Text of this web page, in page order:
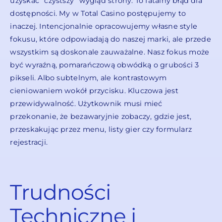
dostępności. My w Total Casino postępujemy to
inaczej. Intencjonalnie opracowujemy własne style
fokusu, które odpowiadają do naszej marki, ale przede
wszystkim są doskonale zauważalne. Nasz fokus może
być wyraźną, pomarańczową obwódką o grubości 3
pikseli. Albo subtelnym, ale kontrastowym
cieniowaniem wokół przycisku. Kluczowa jest
przewidywalność. Użytkownik musi mieć
przekonanie, że bezawaryjnie zobaczy, gdzie jest,
przeskakując przez menu, listy gier czy formularz
rejestracji.
Trudności
Techniczne i